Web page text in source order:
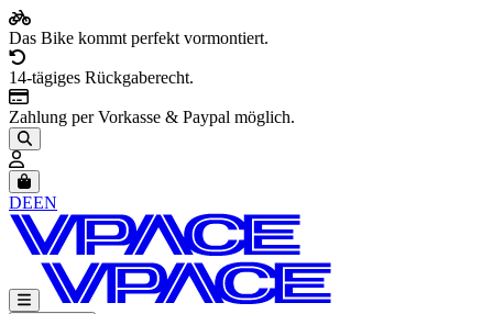
Das Bike kommt perfekt vormontiert.
14-tägiges Rückgaberecht.
Zahlung per Vorkasse & Paypal möglich.
Artikel im Warenkorb, Warenkorb anzeigen
DEEN